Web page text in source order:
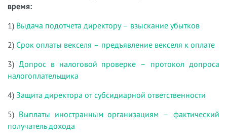
время:
1) Выдача подотчета директору – взыскание убытков
2) Срок оплаты векселя – предъявление векселя к оплате
3) Допрос в налоговой проверке – протокол допроса
налогоплательщика
4) Защита директора от субсидиарной ответственности
5) Выплаты иностранным организациям – фактический
получатель дохода